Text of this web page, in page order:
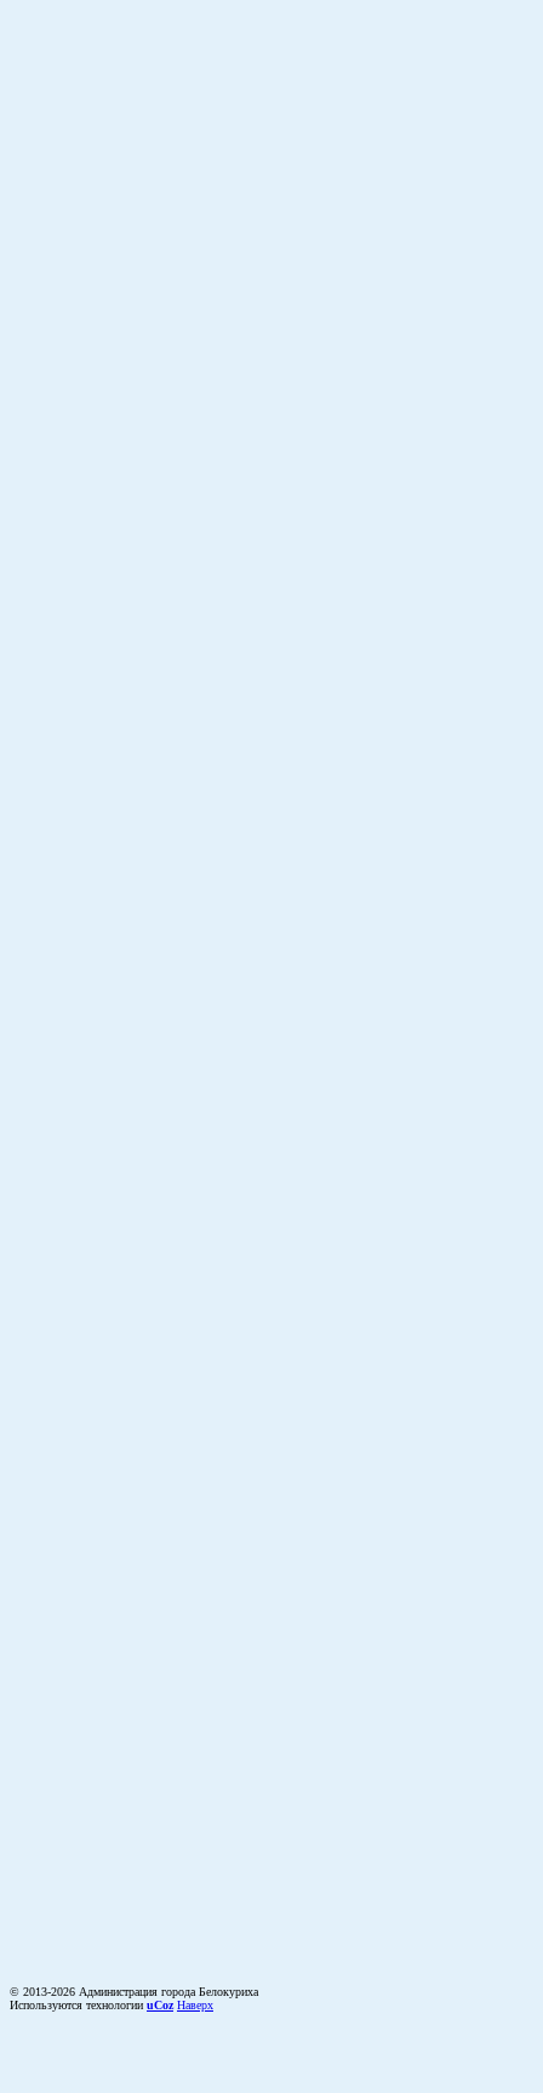
© 2013-2026 Администрация города Белокуриха
Используются технологии uCoz Наверх